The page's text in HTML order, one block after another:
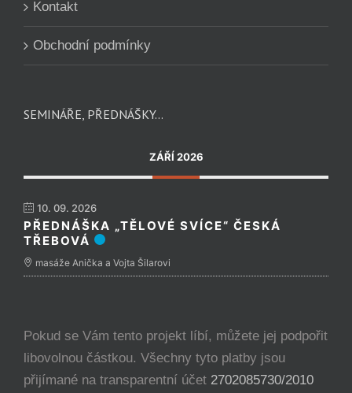
Kontakt
Obchodní podmínky
SEMINÁŘE, PŘEDNÁŠKY…
ZÁŘÍ 2026
10. 09. 2026
PŘEDNÁŠKA „TĚLOVÉ SVÍCE“ ČESKÁ
TŘEBOVÁ
masáže Anička a Vojta Šilarovi
Pokud se Vám tento projekt líbí, můžete jej podpořit
libovolnou částkou. Všechny tyto platby jsou
přijímané na transparentní účet 2702085730/2010